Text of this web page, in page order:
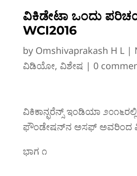
ವಿಕಿಡೇಟಾ ಒಂದು
WCI2016
by Omshivaprakash H L|
ವಿಡಿಯೋ, ವಿಶೇಷ | 0
ವಿಕಿಕಾನ್ಫರೆನ್ಸ್ ಇಂಡಿಯಾ
ಫೌಂಡೇಷನ್‌ನ ಅಸಫ್ ಅವರಿಂದ
ಭಾಗ ೧